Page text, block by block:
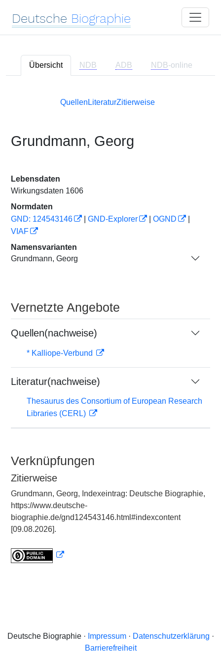
Deutsche Biographie
Übersicht NDB ADB NDB-online
Quellen LiteraturZitierweise
Grundmann, Georg
Lebensdaten
Wirkungsdaten 1606
Normdaten
GND: 124543146
GND-Explorer OGND
VIAF
Namensvarianten
Grundmann, Georg
Vernetzte Angebote
Quellen(nachweise)
* Kalliope-Verbund
Literatur(nachweise)
Thesaurus des Consortium of European Research
Libraries (CERL)
Verknüpfungen
Zitierweise
Grundmann, Georg, Indexeintrag: Deutsche Biographie,
https://www.deutsche-
biographie.de/gnd124543146.html#indexcontent
[09.08.2026].
Deutsche Biographie · Impressum· Datenschutzerklärung ·
Barrierefreiheit